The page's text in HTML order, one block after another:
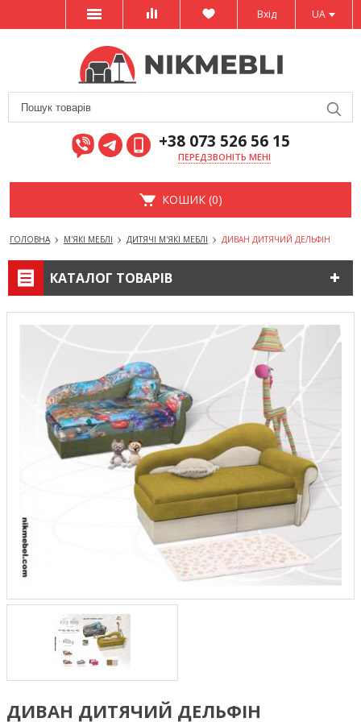
UA
Вхід
+38 073 526 56 15
ПЕРЕДЗВОНІТЬ МЕНІ
КОШИК (0)
ГОЛОВНА М'ЯКІ МЕБЛІ ДИТЯЧІ М'ЯКІ МЕБЛІ ДИВАН ДИТЯЧИЙ ДЕЛЬФІН
КАТАЛОГ ТОВАРІВ
ДИВАН ДИТЯЧИЙ ДЕЛЬФІН